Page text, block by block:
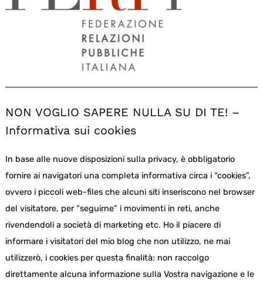
NON VOGLIO SAPERE NULLA SU DI TE! –
Informativa sui cookies
In base alle nuove disposizioni sulla privacy, è obbligatorio
fornire ai navigatori una completa informativa circa i “cookies”,
ovvero i piccoli web-files che alcuni siti inseriscono nel browser
del visitatore, per “seguirne” i movimenti in reti, anche
rivendendoli a società di marketing etc. Ho il piacere di
informare i visitatori del mio blog che non utilizzo, ne mai
utilizzerò, i cookies per questa finalità: non raccolgo
direttamente alcuna informazione sulla Vostra navigazione e le